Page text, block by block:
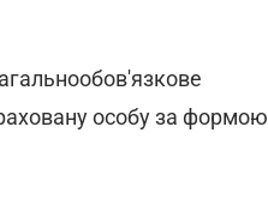
особу за формою